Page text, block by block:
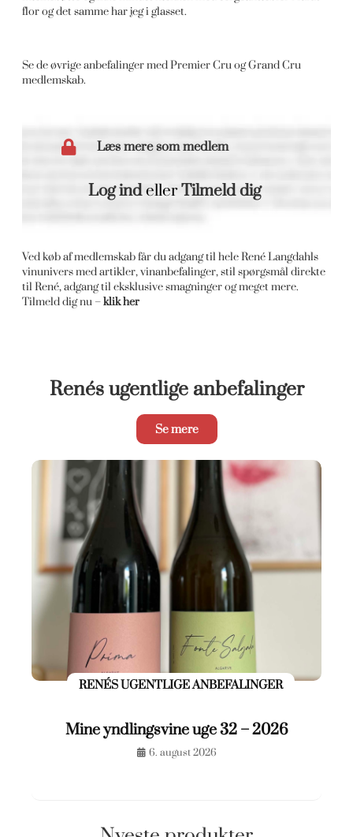
flor og det samme har jeg i glasset.
Se de øvrige anbefalinger med Premier Cru og Grand Cru
medlemskab.
Læs mere som medlem
Log indellerTilmeld dig
Ved køb af medlemskab får du adgang til hele René Langdahls
vinunivers med artikler, vinanbefalinger, stil spørgsmål direkte
til René, adgang til eksklusive smagninger og meget mere.
Tilmeld dig nu –klik her
Renés ugentlige anbefalinger
Se mere
RENÉS UGENTLIGE ANBEFALINGER
Mine yndlingsvine uge 32 – 2026
6. august 2026